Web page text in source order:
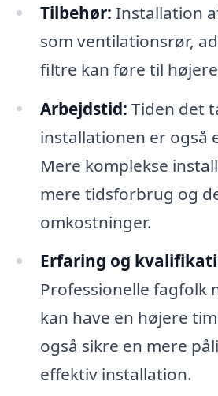
Tilbehør: Installation
som ventilationsrør,
filtre kan føre til
Arbejdstid: Tiden det
installationen er også
Mere komplekse
mere tidsforbrug og
omkostninger.
Erfaring og
Professionelle fagfolk
kan have en højere
også sikre en mere
effektiv installation.